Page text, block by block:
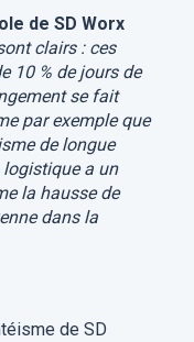
de SD Worx
clairs : ces
10 % de jours de
se fait
par exemple que
de longue
logistique a un
la hausse de
dans la
de SD